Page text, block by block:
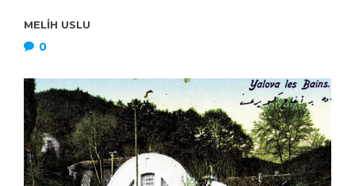
MELIH USLU
0